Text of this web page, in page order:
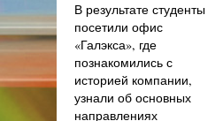
В результате студенты
посетили офис
«Галэкса», где
познакомились с
историей компании,
узнали об основных
направлениях